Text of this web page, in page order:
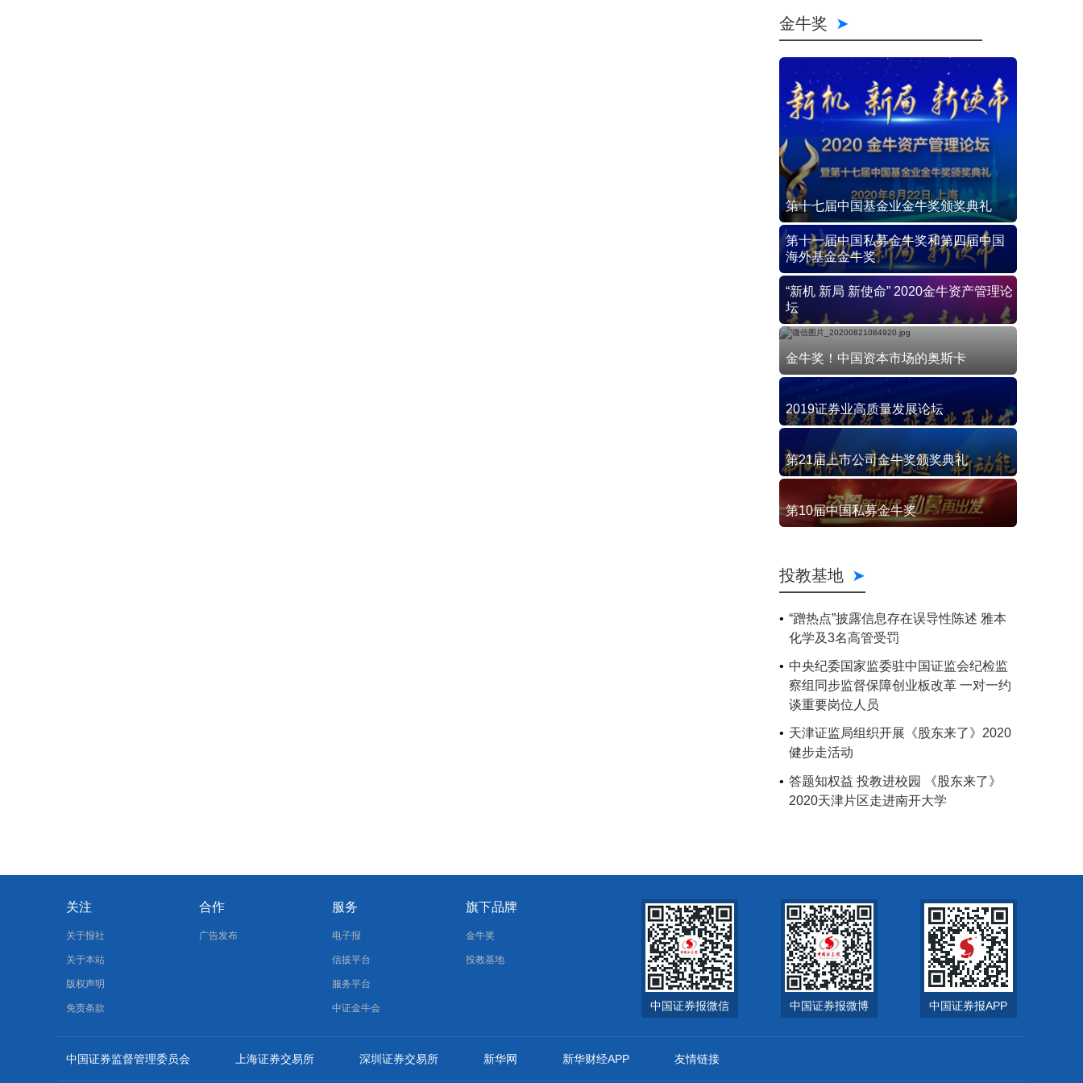
金牛奖
第十七届中国基金业金牛奖颁奖典礼
第十一届中国私募金牛奖和第四届中国
海外基金金牛奖
“新机 新局 新使命” 2020金牛资产管理论
坛
金牛奖！中国资本市场的奥斯卡
2019证券业高质量发展论坛
第21届上市公司金牛奖颁奖典礼
第10届中国私募金牛奖
投教基地
“蹭热点”披露信息存在误导性陈述 雅本
化学及3名高管受罚
中央纪委国家监委驻中国证监会纪检监
察组同步监督保障创业板改革 一对一约
谈重要岗位人员
天津证监局组织开展《股东来了》2020
健步走活动
答题知权益 投教进校园 《股东来了》
2020天津片区走进南开大学
关注
关于报社
关于本站
版权声明
免责条款
合作
广告发布
服务
电子报
信披平台
服务平台
中证金牛会
旗下品牌
金牛奖
投教基地
中国证券报微信 中国证券报微博 中国证券报APP
中国证券监督管理委员会 上海证券交易所 深圳证券交易所 新华网 新华财经APP 友情链接